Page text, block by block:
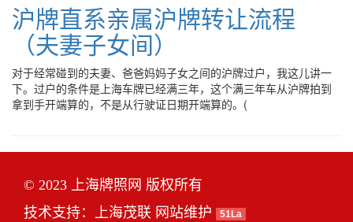
沪牌直系亲属沪牌转让流程
（夫妻子女间）
对于经常碰到的夫妻、爸爸妈妈子女之间的沪牌过户，我这儿讲一
下。过户的条件是上海车牌已经满三年，这个满三年车从沪牌拍到
拿到手开端算的，不是从行驶证日期开端算的。(
© 2023 上海牌照网 版权所有
技术支持： 上海茂联 网站维护 51La